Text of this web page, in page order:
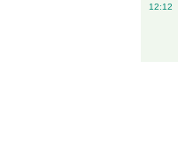
12:12